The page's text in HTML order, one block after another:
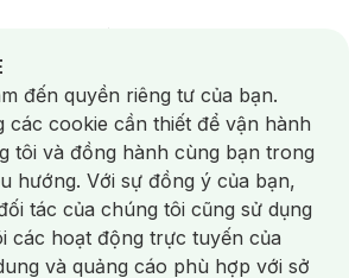
Massage/Mặt Nạ Xông Hơi /Nước Rửa Tay/
Chải Đánh Răng /Bàn Chải Điện/
Răng /Máy Tăm Nước/ Nước Súc Miệng/
Miệng / Dung Dịch Vệ Sinh/Dưỡng Vùng Kín/
Băng Vệ Sinh/Tampon/Bọt Cạo Râu /Dao Cạo Râu/
Khô / Mất Nước/ Da Lão Hóa/ Da Mụn/
Xỉn Màu Thâm / Nám / Tàn Nhang
/Viêm Da Cơ Địa
Da
usage
đến quyền riêng tư của bạn.
các cookie cần thiết để vận hành
tôi và đồng hành cùng bạn trong
hướng. Với sự đồng ý của bạn,
tác của chúng tôi cũng sử dụng
các hoạt động trực tuyến của
và quảng cáo phù hợp với sở